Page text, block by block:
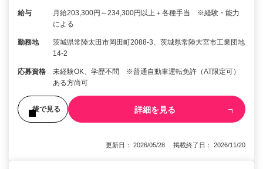
給与
月給203,300円～234,300円以上＋各種手当 ※経験・能力
による
勤務地
茨城県常陸太田市岡田町2088-3、茨城県常陸大宮市工業団地
14-2
応募資格
未経験OK、学歴不問 ※普通自動車運転免許（AT限定可）
ある方尚可
後で見る 詳細を見る
更新日： 2026/05/28 掲載終了日： 2026/11/20